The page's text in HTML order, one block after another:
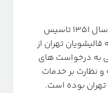
اتحادیه صنف قالیشویان تهران در سال ۱۳۵۱ تاسیس
تهران از
به درخواست های
و نظارت بر خدمات
بوده است.